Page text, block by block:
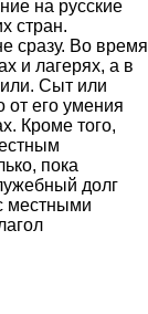
на русские
стран.
сразу. Во время
и лагерях, а в
Сыт или
от его умения
Кроме того,
пока
долг
местными